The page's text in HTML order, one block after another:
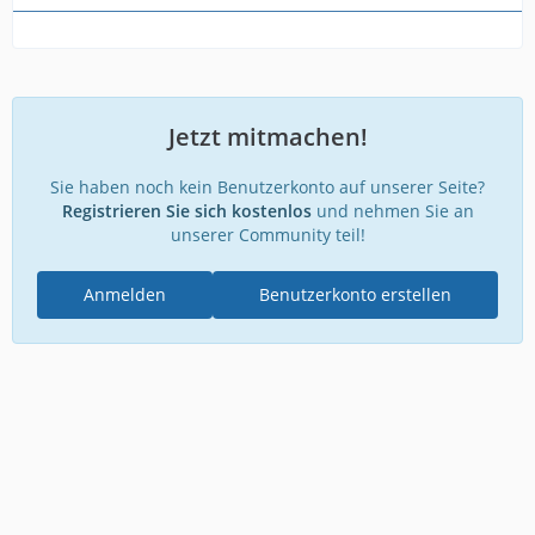
Jetzt mitmachen!
Sie haben noch kein Benutzerkonto auf unserer Seite?
Registrieren Sie sich kostenlosund nehmen Sie an
unserer Community teil!
Benutzerkonto erstellen
Anmelden